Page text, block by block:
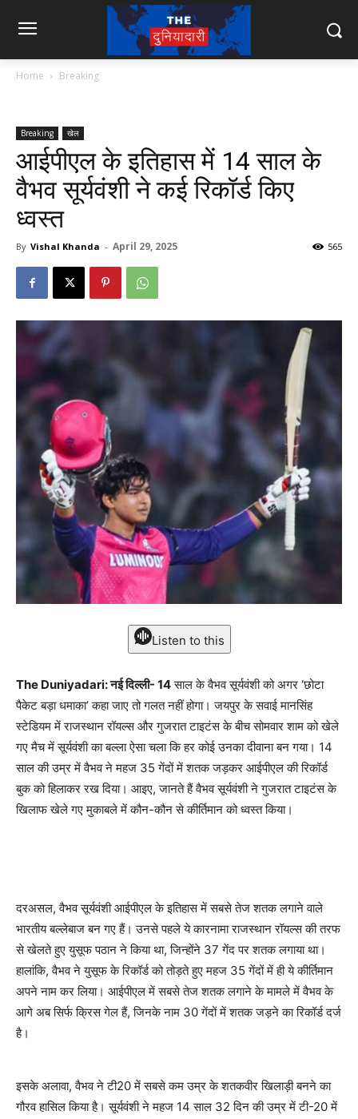
Home Breaking
Breaking खेल
आईपीएल के इतिहास में 14 साल के
वैभव सूर्यवंशी ने कई रिकॉर्ड किए
ध्वस्त
By Vishal Khanda - April 29, 2025 565
Listen to this
The Duniyadari: नई दिल्ली- 14साल के वैभव सूर्यवंशी को अगर ‘छोटा
पैकेट बड़ा धमाका’ कहा जाए तो गलत नहीं होगा। जयपुर के सवाई मानसिंह
स्टेडियम में राजस्थान रॉयल्स और गुजरात टाइटंस के बीच सोमवार शाम को खेले
गए मैच में सूर्यवंशी का बल्ला ऐसा चला कि हर कोई उनका दीवाना बन गया। 14
साल की उम्र में वैभव ने महज 35 गेंदों में शतक जड़कर आईपीएल की रिकॉर्ड
बुक को हिलाकर रख दिया। आइए, जानते हैं वैभव सूर्यवंशी ने गुजरात टाइटंस के
खिलाफ खेले गए मुकाबले में कौन-कौन से कीर्तिमान को ध्वस्त किया।
दरअसल, वैभव सूर्यवंशी आईपीएल के इतिहास में सबसे तेज शतक लगाने वाले
भारतीय बल्लेबाज बन गए हैं। उनसे पहले ये कारनामा राजस्थान रॉयल्स की तरफ
से खेलते हुए युसूफ पठान ने किया था, जिन्होंने 37 गेंद पर शतक लगाया था।
हालांकि, वैभव ने युसूफ के रिकॉर्ड को तोड़ते हुए महज 35 गेंदों में ही ये कीर्तिमान
अपने नाम कर लिया। आईपीएल में सबसे तेज शतक लगाने के मामले में वैभव के
आगे अब सिर्फ क्रिस गेल हैं, जिनके नाम 30 गेंदों में शतक जड़ने का रिकॉर्ड दर्ज
है।
इसके अलावा, वैभव ने टी20 में सबसे कम उम्र के शतकवीर खिलाड़ी बनने का
गौरव हासिल किया है। सूर्यवंशी ने महज 14 साल 32 दिन की उम्र में टी-20 में